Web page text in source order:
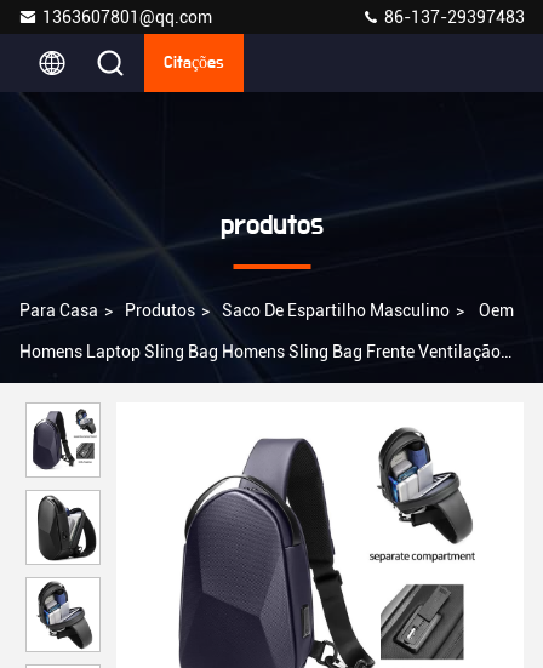
1363607801@qq.com 86-137-29397483
Citações
produtos
Para Casa > Produtos > Saco De Espartilho Masculino > Oem
Homens Laptop Sling Bag Homens Sling Bag Frente Ventilação